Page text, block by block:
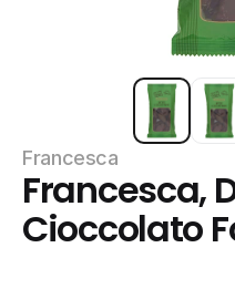
Francesca
Francesca,
Cioccolato